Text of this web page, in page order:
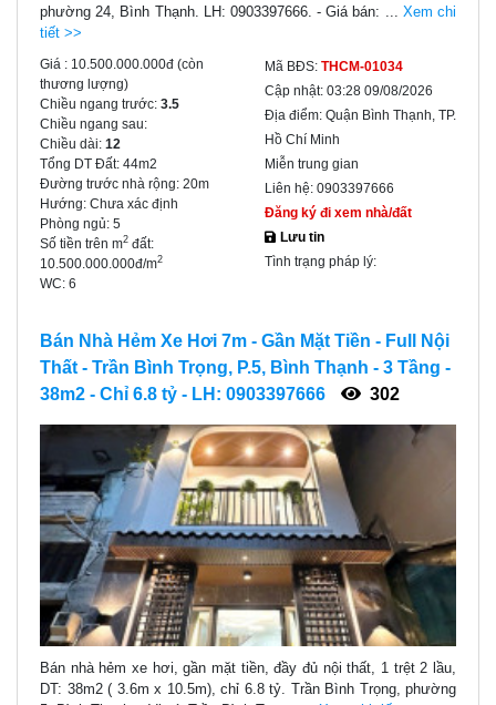
phường 24, Bình Thạnh. LH: 0903397666. - Giá bán: ... Xem chi
tiết >>
Giá : 10.500.000.000đ (còn
thương lượng)
Chiều ngang trước: 3.5
Chiều ngang sau:
Chiều dài: 12
Tổng DT Đất: 44m2
Đường trước nhà rộng: 20m
Hướng: Chưa xác định
Phòng ngủ: 5
Số tiền trên m2 đất:
10.500.000.000đ/m2
WC: 6
Mã BĐS: THCM-01034
Cập nhật: 03:28 09/08/2026
Địa điểm: Quận Bình Thạnh, TP.
Hồ Chí Minh
Miễn trung gian
Liên hệ: 0903397666
Đăng ký đi xem nhà/đất
Lưu tin
Tình trạng pháp lý:
Bán Nhà Hẻm Xe Hơi 7m - Gần Mặt Tiền - Full Nội
Thất - Trần Bình Trọng, P.5, Bình Thạnh - 3 Tầng -
38m2 - Chỉ 6.8 tỷ - LH: 0903397666
302
Bán nhà hẻm xe hơi, gần mặt tiền, đầy đủ nội thất, 1 trệt 2 lầu,
DT: 38m2 ( 3.6m x 10.5m), chỉ 6.8 tỷ. Trần Bình Trọng, phường